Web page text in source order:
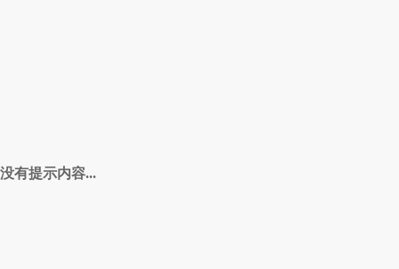
没有提示内容...